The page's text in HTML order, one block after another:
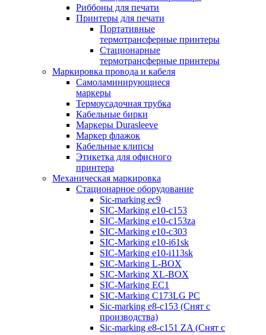
Риббоны для печати
Принтеры для печати
Портативные
термотрансферные принтеры
Стационарные
термотрансферные принтеры
Маркировка провода и кабеля
Самоламинирующиеся
маркеры
Термоусадочная трубка
Кабельные бирки
Маркеры Durasleeve
Маркер флажок
Кабельные клипсы
Этикетка для офисного
принтера
Механическая маркировка
Стационарное оборудование
Sic-marking ec9
SIC-Marking e10-c153
SIC-Marking e10-c153za
SIC-Marking e10-c303
SIC-Marking e10-i61sk
SIC-Marking e10-i113sk
SIC-Marking L-BOX
SIC-Marking XL-BOX
SIC-Marking EC1
SIC-Marking C173LG PC
Sic-marking e8-c153 (Снят с
производства)
Sic-marking e8-c151 ZA (Снят с